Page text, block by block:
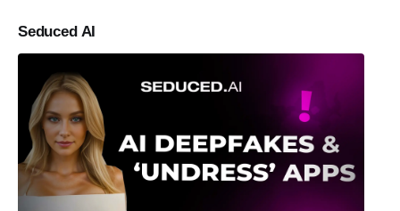
Seduced AI